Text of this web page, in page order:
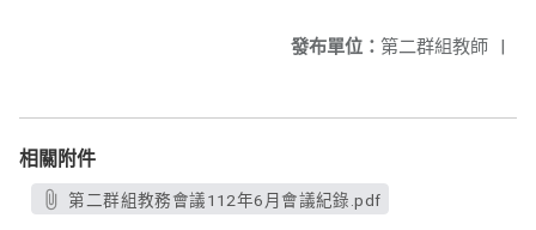
發布單位： 第二群組教師 |
相關附件
第二群組教務會議112年6月會議紀錄.pdf